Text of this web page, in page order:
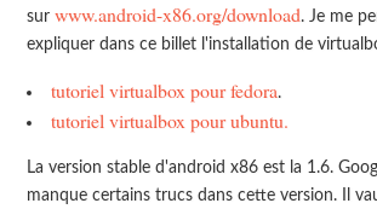
surwww.android-x86.org/download. Je me
expliquer dans ce billet l'installation de
tutoriel virtualbox pour fedora.
tutoriel virtualbox pour ubuntu.
La version stable d'android x86 est la 1.6.
manque certains trucs dans cette version. Il